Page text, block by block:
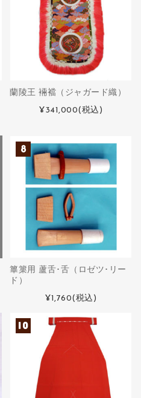
蘭陵王 裲襠（ジャガード織）
¥341,000(税込)
篳篥用 蘆舌･舌（ロゼツ･リー
ド）
¥1,760(税込)